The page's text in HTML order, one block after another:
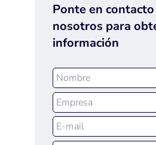
Ponte en
nosotros para
información